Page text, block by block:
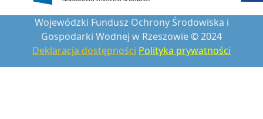
Wojewódzki Fundusz Ochrony Środowiska i
Gospodarki Wodnej w Rzeszowie © 2024
Deklaracja dostępności Polityka prywatności